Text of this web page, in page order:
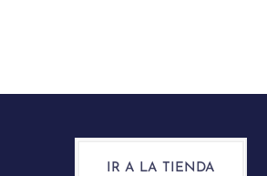
IR A LA TIENDA